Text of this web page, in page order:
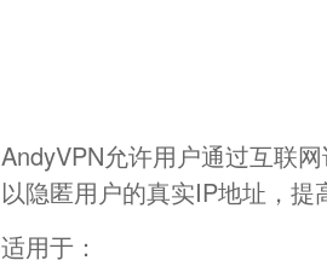
AndyVPN允许用户通过互联
以隐匿用户的真实IP地址，提
适用于：